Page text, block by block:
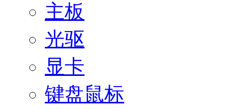
主板
光驱
显卡
键盘鼠标